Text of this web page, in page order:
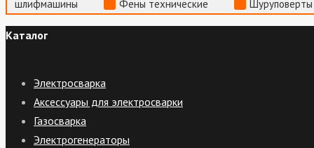
шлифмашины
Фены технические
Каталог
Электросварка
Аксессуары для электросварки
Газосварка
Электрогенераторы